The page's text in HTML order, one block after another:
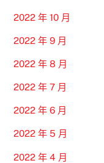
2022 年 10 月
2022 年 9 月
2022 年 8 月
2022 年 7 月
2022 年 6 月
2022 年 5 月
2022 年 4 月